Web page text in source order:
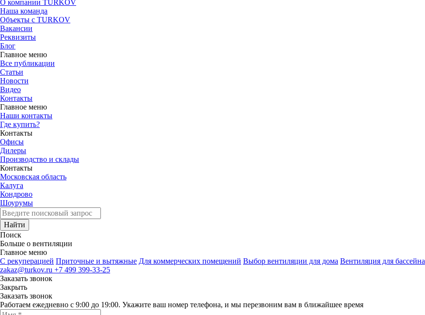
О компании TURKOV
Наша команда
Объекты с TURKOV
Вакансии
Реквизиты
Блог
Главное меню
Все публикации
Статьи
Новости
Видео
Контакты
Главное меню
Наши контакты
Где купить?
Контакты
Офисы
Дилеры
Производство и склады
Контакты
Московская область
Калуга
Кондрово
Шоурумы
Найти
Поиск
Больше о вентиляции
Главное меню
C рекуперацией Приточные и вытяжные Для коммерческих помещений Выбор вентиляции для дома Вентиляция для бассейна
zakaz@turkov.ru +7 499 399-33-25
Заказать звонок
Закрыть
Заказать звонок
Работаем ежедневно с 9:00 до 19:00. Укажите ваш номер телефона, и мы перезвоним вам в ближайшее время